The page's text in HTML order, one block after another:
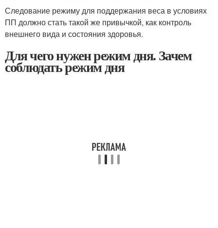
Следование режиму для поддержания веса в условиях
ПП должно стать такой же привычкой, как контроль
внешнего вида и состояния здоровья.
Для чего нужен режим дня. Зачем
соблюдать режим дня